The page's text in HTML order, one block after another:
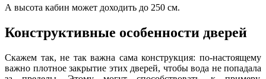
А высота кабин может доходить до 250 см.
Конструктивные особенности дверей
Скажем так, не так важна сама конструкция: по-настоящему
важно плотное закрытие этих дверей, чтобы вода не попадала